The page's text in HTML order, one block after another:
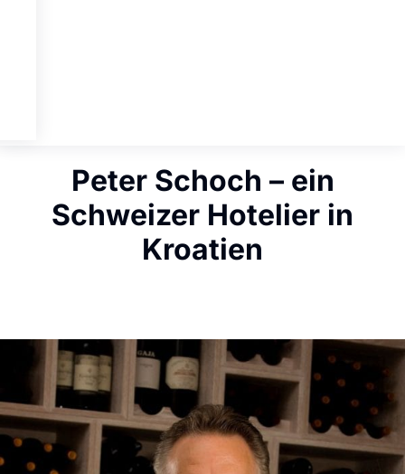
Peter Schoch – ein
Schweizer Hotelier in
Kroatien